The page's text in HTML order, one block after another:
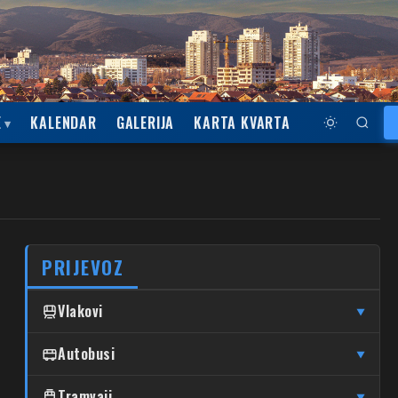
KALENDAR GALERIJA KARTA KVARTA
PRIJEVOZ
Vlakovi ▼
Čulinec Čulinec
Trnava Trnava
Autobusi ▼
DUBRAVA